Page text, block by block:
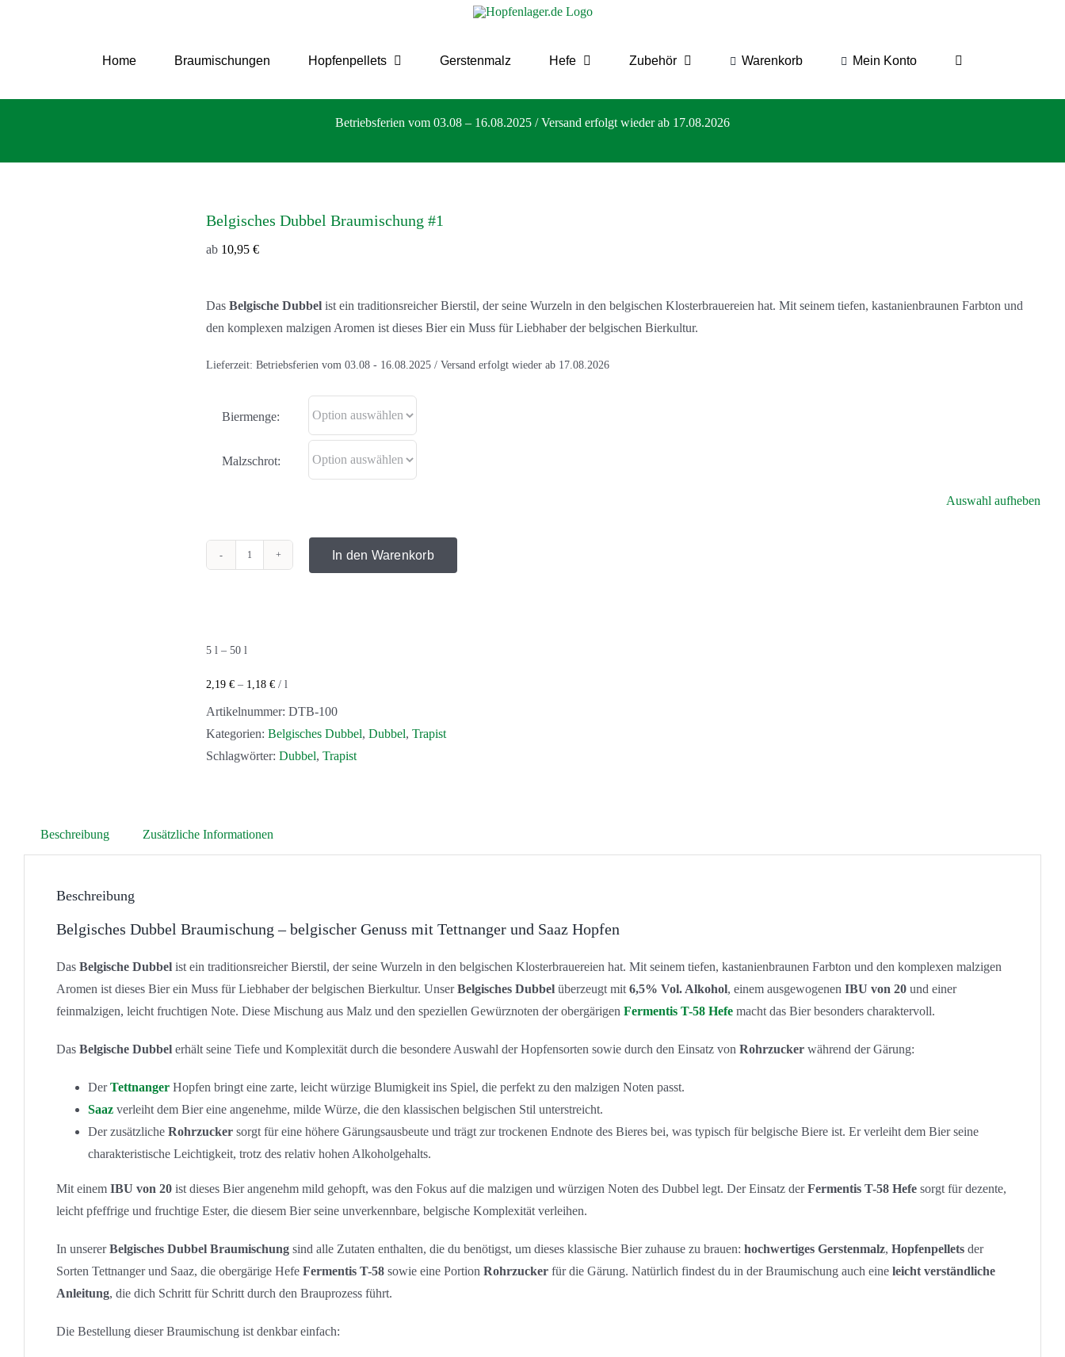
Home Braumischungen Hopfenpellets Gerstenmalz Hefe Zubehör Warenkorb Mein Konto
Betriebsferien vom 03.08 – 16.08.2025 / Versand erfolgt wieder ab 17.08.2026
Belgisches Dubbel Braumischung #1
ab 10,95 €
Das Belgische Dubbel ist ein traditionsreicher Bierstil, der seine Wurzeln in den belgischen Klosterbrauereien hat. Mit seinem tiefen, kastanienbraunen Farbton und
den komplexen malzigen Aromen ist dieses Bier ein Muss für Liebhaber der belgischen Bierkultur.
Lieferzeit: Betriebsferien vom 03.08 - 16.08.2025 / Versand erfolgt wieder ab 17.08.2026
Biermenge:
Malzschrot:
Auswahl aufheben
Belgisches
In den Warenkorb
5 l – 50 l
2,19 € – 1,18 € / l
Artikelnummer: DTB-100
Kategorien: Belgisches Dubbel, Dubbel, Trapist
Schlagwörter: Dubbel, Trapist
Beschreibung Zusätzliche Informationen
Beschreibung
Belgisches Dubbel Braumischung – belgischer Genuss mit Tettnanger und Saaz Hopfen
Das Belgische Dubbel ist ein traditionsreicher Bierstil, der seine Wurzeln in den belgischen Klosterbrauereien hat. Mit seinem tiefen, kastanienbraunen Farbton und den komplexen malzigen
Aromen ist dieses Bier ein Muss für Liebhaber der belgischen Bierkultur. UnserBelgisches Dubbel überzeugt mit 6,5% Vol. Alkohol, einem ausgewogenen IBU von 20 und einer
feinmalzigen, leicht fruchtigen Note. Diese Mischung aus Malz und den speziellen Gewürznoten der obergärigen Fermentis T-58 Hefe macht das Bier besonders charaktervoll.
Das Belgische Dubbel erhält seine Tiefe und Komplexität durch die besondere Auswahl der Hopfensorten sowie durch den Einsatz von Rohrzucker während der Gärung:
DerTettnanger Hopfen bringt eine zarte, leicht würzige Blumigkeit ins Spiel, die perfekt zu den malzigen Noten passt.
Saaz verleiht dem Bier eine angenehme, milde Würze, die den klassischen belgischen Stil unterstreicht.
Der zusätzliche Rohrzucker sorgt für eine höhere Gärungsausbeute und trägt zur trockenen Endnote des Bieres bei, was typisch für belgische Biere ist. Er verleiht dem Bier seine
charakteristische Leichtigkeit, trotz des relativ hohen Alkoholgehalts.
Mit einem IBU von 20 ist dieses Bier angenehm mild gehopft, was den Fokus auf die malzigen und würzigen Noten des Dubbel legt. Der Einsatz derFermentis T-58 Hefe sorgt für dezente,
leicht pfeffrige und fruchtige Ester, die diesem Bier seine unverkennbare, belgische Komplexität verleihen.
In unsererBelgisches Dubbel Braumischung sind alle Zutaten enthalten, die du benötigst, um dieses klassische Bier zuhause zu brauen: hochwertiges Gerstenmalz, Hopfenpellets der
Sorten Tettnanger und Saaz, die obergärige Hefe Fermentis T-58 sowie eine Portion Rohrzucker für die Gärung. Natürlich findest du in der Braumischung auch eine leicht verständliche
Anleitung, die dich Schritt für Schritt durch den Brauprozess führt.
Die Bestellung dieser Braumischung ist denkbar einfach: